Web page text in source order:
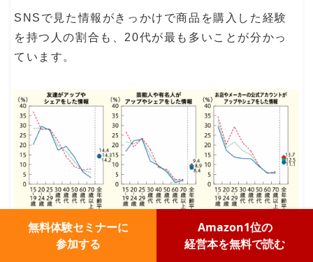
SNSで見た情報がきっかけで商品を購入した経験
を持つ人の割合も、20代が最も多いことが分かっ
ています。
無料体験セミナーに
参加する
Amazon1位の
経営本を無料で読む